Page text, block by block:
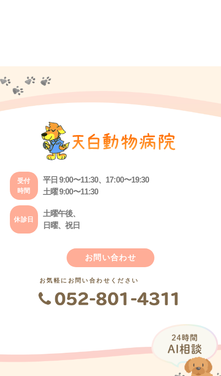
受付
時間
平日 9:00〜11:30、17:00〜19:30
土曜 9:00〜11:30
休診日
土曜午後、
日曜、祝日
お問い合わせ
お気軽にお問い合わせください